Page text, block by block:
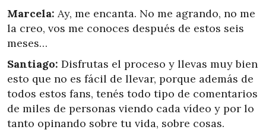
Marcela: Ay, me encanta. No me agrando, no me
la creo, vos me conoces después de estos seis
meses…
Santiago: Disfrutas el proceso y llevas muy bien
esto que no es fácil de llevar, porque además de
todos estos fans, tenés todo tipo de comentarios
de miles de personas viendo cada vídeo y por lo
tanto opinando sobre tu vida, sobre cosas.